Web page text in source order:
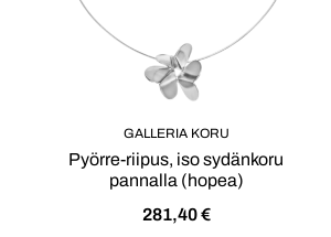
GALLERIA KORU
Pyörre-riipus, iso sydänkoru
pannalla (hopea)
281,40€